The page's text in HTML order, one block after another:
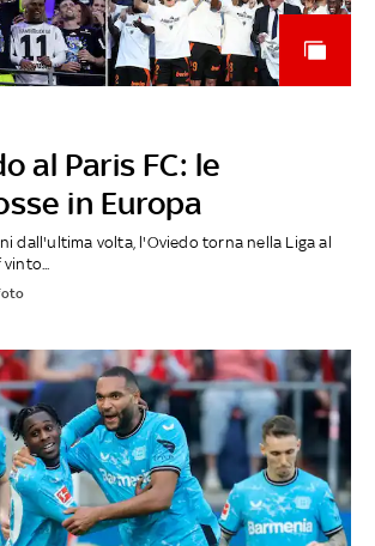
al Paris FC: le
in Europa
dall'ultima volta, l'Oviedo torna nella Liga al